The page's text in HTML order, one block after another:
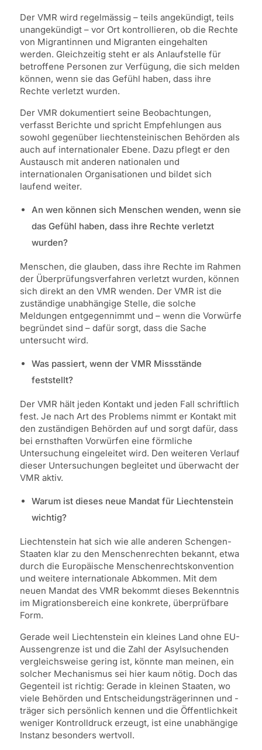
Der VMR wird regelmässig – teils angekündigt, teils
unangekündigt – vor Ort kontrollieren, ob die Rechte
von Migrantinnen und Migranten eingehalten
werden. Gleichzeitig steht er als Anlaufstelle für
betroffene Personen zur Verfügung, die sich melden
können, wenn sie das Gefühl haben, dass ihre
Rechte verletzt wurden.
Der VMR dokumentiert seine Beobachtungen,
verfasst Berichte und spricht Empfehlungen aus
sowohl gegenüber liechtensteinischen Behörden als
auch auf internationaler Ebene. Dazu pflegt er den
Austausch mit anderen nationalen und
internationalen Organisationen und bildet sich
laufend weiter.
An wen können sich Menschen wenden, wenn sie
das Gefühl haben, dass ihre Rechte verletzt
wurden?
Menschen, die glauben, dass ihre Rechte im Rahmen
der Überprüfungsverfahren verletzt wurden, können
sich direkt an den VMR wenden. Der VMR ist die
zuständige unabhängige Stelle, die solche
Meldungen entgegennimmt und – wenn die Vorwürfe
begründet sind – dafür sorgt, dass die Sache
untersucht wird.
Was passiert, wenn der VMR Missstände
feststellt?
Der VMR hält jeden Kontakt und jeden Fall schriftlich
fest. Je nach Art des Problems nimmt er Kontakt mit
den zuständigen Behörden auf und sorgt dafür, dass
bei ernsthaften Vorwürfen eine förmliche
Untersuchung eingeleitet wird. Den weiteren Verlauf
dieser Untersuchungen begleitet und überwacht der
VMR aktiv.
Warum ist dieses neue Mandat für Liechtenstein
wichtig?
Liechtenstein hat sich wie alle anderen Schengen-
Staaten klar zu den Menschenrechten bekannt, etwa
durch die Europäische Menschenrechtskonvention
und weitere internationale Abkommen. Mit dem
neuen Mandat des VMR bekommt dieses Bekenntnis
im Migrationsbereich eine konkrete, überprüfbare
Form.
Gerade weil Liechtenstein ein kleines Land ohne EU-
Aussengrenze ist und die Zahl der Asylsuchenden
vergleichsweise gering ist, könnte man meinen, ein
solcher Mechanismus sei hier kaum nötig. Doch das
Gegenteil ist richtig: Gerade in kleinen Staaten, wo
viele Behörden und Entscheidungsträgerinnen und -
träger sich persönlich kennen und die Öffentlichkeit
weniger Kontrolldruck erzeugt, ist eine unabhängige
Instanz besonders wertvoll.